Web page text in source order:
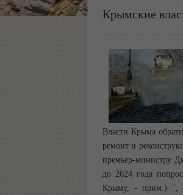
Крымские
Власти Крыма
ремонт и
премьер-министру
до 2024 года
Крыму, - прим.) ", -